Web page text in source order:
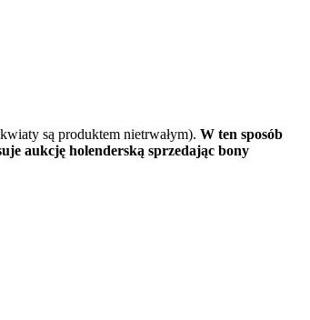
są produktem nietrwałym). W ten sposób
aukcję holenderską sprzedając bony